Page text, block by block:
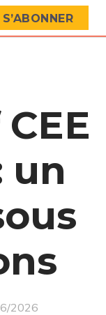
S’ABONNER
un
2026